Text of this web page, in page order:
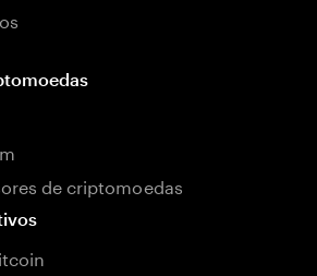
de criptomoedas